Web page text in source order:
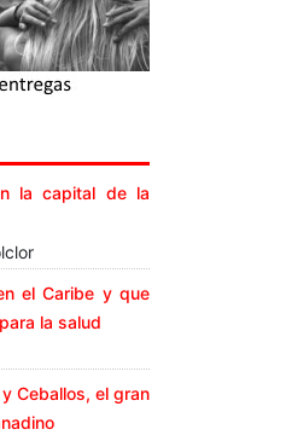
la capital de la
el Caribe y que
la salud
Ceballos, el gran